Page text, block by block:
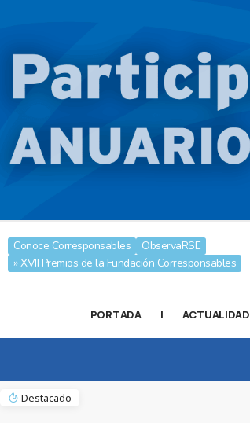
Conoce Corresponsables
ObservaRSE
» XVII Premios de la Fundación Corresponsables
PORTADA | ACTUALIDAD
Destacado